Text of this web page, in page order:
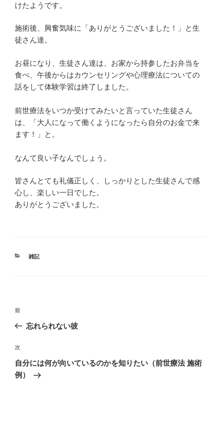
けたようです。
施術後、興奮気味に「ありがとうございました！」と生
徒さん達。
お昼になり、生徒さん達は、お家から持参したお弁当を
食べ、午後からはカウンセリングや心理療法についての
話をして体験学習は終了しました。
前世療法をいつか受けてみたいと言っていた生徒さん
は、「大人になって働くようになったら自分のお金で来
ます！」と。
なんて良い子なんでしょう。
皆さんとても礼儀正しく、しっかりとした生徒さんで感
心し、楽しい一日でした。
ありがとうございました。
カ
雑記
投
ナ
ビ
ゲ
ー
前
の
稿
前
忘れられない彼
次
の
投
次
自分には何が向いているのかを知りたい（前世療法 施術
例）